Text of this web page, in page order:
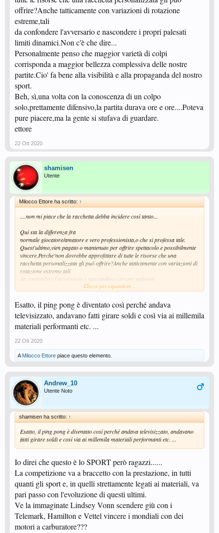
offrire?Anche tatticamente con variazioni di rotazione
estreme,tali
da confondere l'avversario e nascondere i propri palesati
limiti dinamici.Non c'è che dire...
Personalmente penso che maggior varietà di colpi
corrisponda a maggior bellezza complessiva delle nostre
partite.Cio' fa bene alla visibilità e alla propaganda del nostro
sport.
Beh, sì,una volta con la conoscenza di un colpo
solo,prettamente difensivo,la partita durava ore e ore....Poteva
pure piacere,ma la gente si stufava di guardare.
ettore
22 Ott 2020
shamisen
Utente
Milocco Ettore ha scritto: ↑
....non mi piace che la racchetta debba incidere così tanto...
Qui sta la differenza fra
normale giocatore/amatore e vero professionista,o che si professa tale.
Quest'ultimo,vien pagato o mantenuto per offrire spettacolo e possibilmente
vincere.Perche'non dovrebbe approfittare di tutte le risorse che una
racchetta personalizzata gli può offrire?Anche tatticamente con variazioni di
rotazione estreme,tali
da confondere l'avversario e nascondere i propri palesati
limiti dinamici.Non c'è che dire...
bellezza complessiva delle nostre partite.Cio' fa bene alla visibilità e alla
propaganda del nostro sport.
Beh, sì,una volta con la conoscenza di un colpo solo,prettamente difensivo,la
partita durava ore e ore....Poteva pure piacere,ma la gente si stufava di
guardare.
ettore
Clicca per espandere...
Esatto, il ping pong è diventato così perché andava
televisizzato, andavano fatti girare soldi e così via ai millemila
materiali performanti etc. ...
22 Ott 2020
A Milocco Ettore piace questo elemento.
Andrew_10
Utente Noto
shamisen ha scritto: ↑
Esatto, il ping pong è diventato così perché andava televisizzato, andavano
fatti girare soldi e così via ai millemila materiali performanti etc. ...
Io direi che questo è lo SPORT però ragazzi......
La competizione va a braccetto con la prestazione, in tutti
quanti gli sport e, in quelli strettamente legati ai materiali, va
pari passo con l'evoluzione di questi ultimi.
Ve la immaginate Lindsey Vonn scendere giù con i
Telemark, Hamilton e Vettel vincere i mondiali con dei
motori a carburatore???